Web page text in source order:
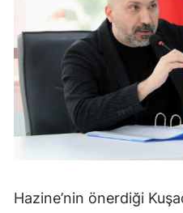
Hazine’nin önerdiği